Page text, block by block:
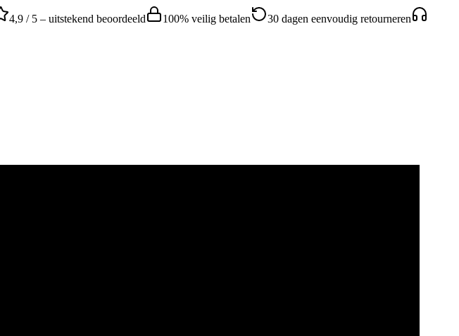
4,9 / 5 – uitstekend beoordeeld 100% veilig betalen
30 dagen eenvoudig retourneren